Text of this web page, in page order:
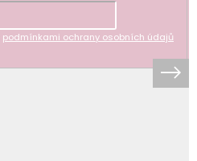
podmínkami ochrany osobních údajů